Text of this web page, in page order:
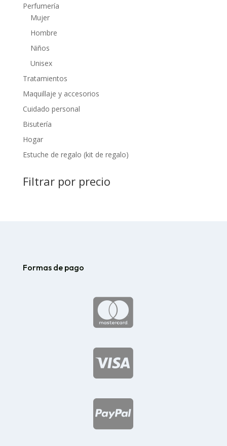
Perfumería
Mujer
Hombre
Niños
Unisex
Tratamientos
Maquillaje y accesorios
Cuidado personal
Bisutería
Hogar
Estuche de regalo (kit de regalo)
Filtrar por precio
Formas de pago


